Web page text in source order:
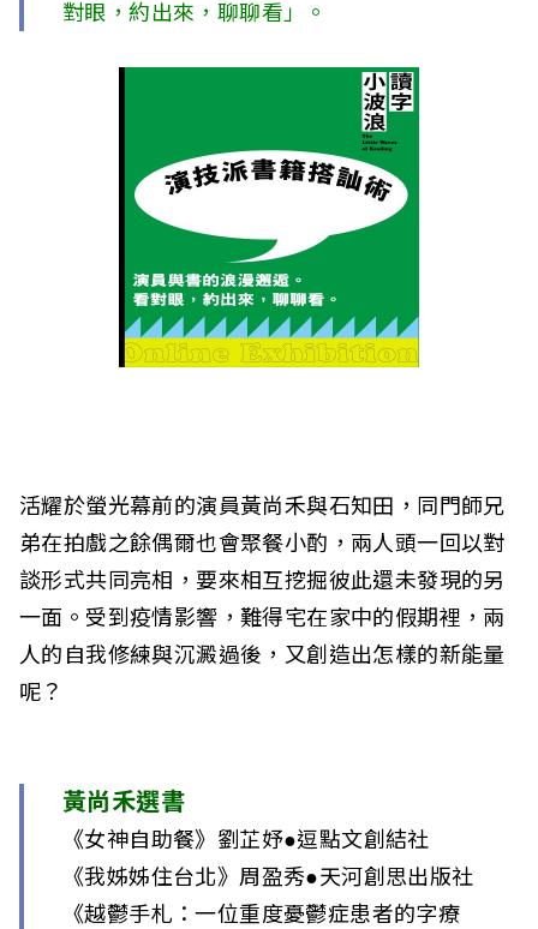
i
a
i
w
a
n
對眼，約出來，聊聊看」。
活耀於螢光幕前的演員黃尚禾與石知田，同門師兄
弟在拍戲之餘偶爾也會聚餐小酌，兩人頭一回以對
談形式共同亮相，要來相互挖掘彼此還未發現的另
一面。受到疫情影響，難得宅在家中的假期裡，兩
人的自我修練與沉澱過後，又創造出怎樣的新能量
呢？
黃尚禾選書
《女神自助餐》劉芷妤●逗點文創結社
《我姊姊住台北》周盈秀●天河創思出版社
《越鬱手札：一位重度憂鬱症患者的字療